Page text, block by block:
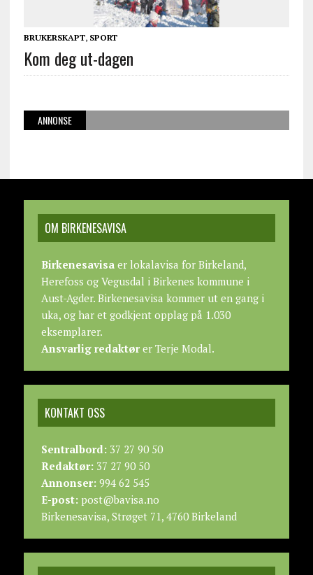
BRUKERSKAPT, SPORT
Kom deg ut-dagen
ANNONSE
OM BIRKENESAVISA
Birkenesavisaer lokalavisa for Birkeland,
Herefoss og Vegusdal i Birkenes kommune i
Aust-Agder. Birkenesavisa kommer ut en gang i
uka, og har et godkjent opplag på 1.030
eksemplarer.
Ansvarlig redaktører Terje Modal.
KONTAKT OSS
Sentralbord:37 27 90 50
Redaktør:37 27 90 50
Annonser:994 62 545
E-post:post@bavisa.no
Birkenesavisa, Strøget 71, 4760 Birkeland